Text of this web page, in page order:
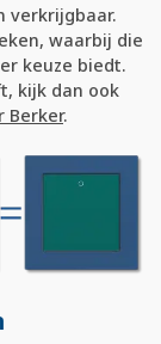
verkrijgbaar.
waarbij die
keuze biedt.
kijk dan ook
Berker.